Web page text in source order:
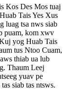
Kos Des Mos tuaj
Tais Yes Xus
luag tsa nws siab
puam, kom xwv
yog Huab Tais
tus Ntoo Cuam,
thiab ua lub
Thaum Leej
yuav pe
siab tas ntsws.